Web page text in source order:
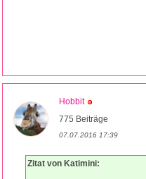
Hobbit
775 Beiträge
07.07.2016 17:39
Zitat von Katimini: